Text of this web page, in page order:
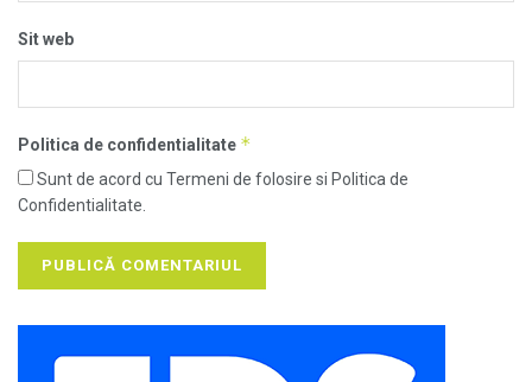
Sit web
Politica de confidentialitate *
Sunt de acord cu Termeni de folosire si Politica de
Confidentialitate.